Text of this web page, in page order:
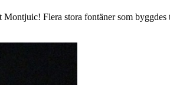
Flera stora fontäner som